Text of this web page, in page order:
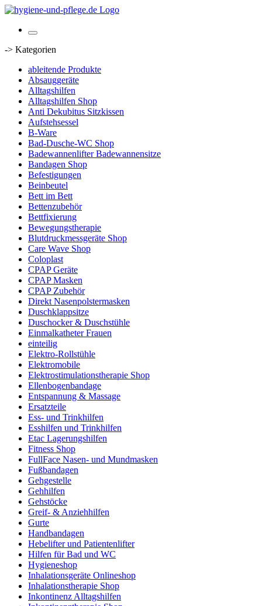
-> Kategorien
ableitende Produkte
Absauggeräte
Alltagshilfen
Alltagshilfen Shop
Anti Dekubitus Sitzkissen
Aufstehsessel
B-Ware
Bad-Dusche-WC Shop
Badewannenlifter Badewannensitze
Bandagen Shop
Befestigungen
Beinbeutel
Bett im Bett
Bettenzubehör
Bettfixierung
Bewegungstherapie
Blutdruckmessgeräte Shop
Care Wave Shop
Coloplast
CPAP Geräte
CPAP Masken
CPAP Zubehör
Direkt Nasenpolstermasken
Duschklappsitze
Duschocker & Duschstühle
Einmalkatheter Frauen
einteilig
Elektro-Rollstühle
Elektromobile
Elektrostimulationstherapie Shop
Ellenbogenbandage
Entspannung & Massage
Ersatzteile
Ess- und Trinkhilfen
Esshilfen und Trinkhilfen
Etac Lagerungshilfen
Fitness Shop
FullFace Nasen- und Mundmasken
Fußbandagen
Gehgestelle
Gehhilfen
Gehstöcke
Greif- & Anziehhilfen
Gurte
Handbandagen
Hebelifter und Patientenlifter
Hilfen für Bad und WC
Hygieneshop
Inhalationsgeräte Onlineshop
Inhalationstherapie Shop
Inkontinenz Alltagshilfen